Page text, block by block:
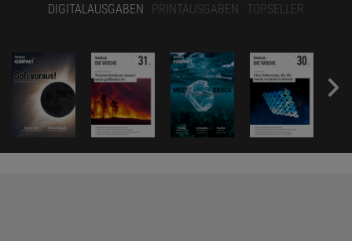
DIGITALAUSGABEN PRINTAUSGABEN TOPSELLER